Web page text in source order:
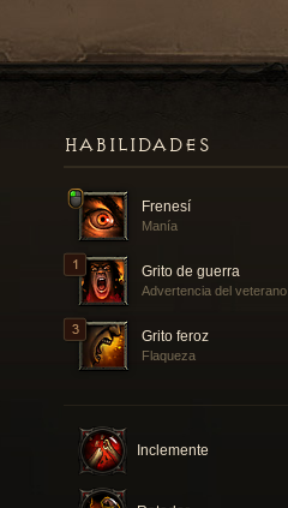
HABILIDADES
Frenesí
Manía
Grito de guerra
Advertencia del veterano
Grito feroz
Flaqueza
Inclemente